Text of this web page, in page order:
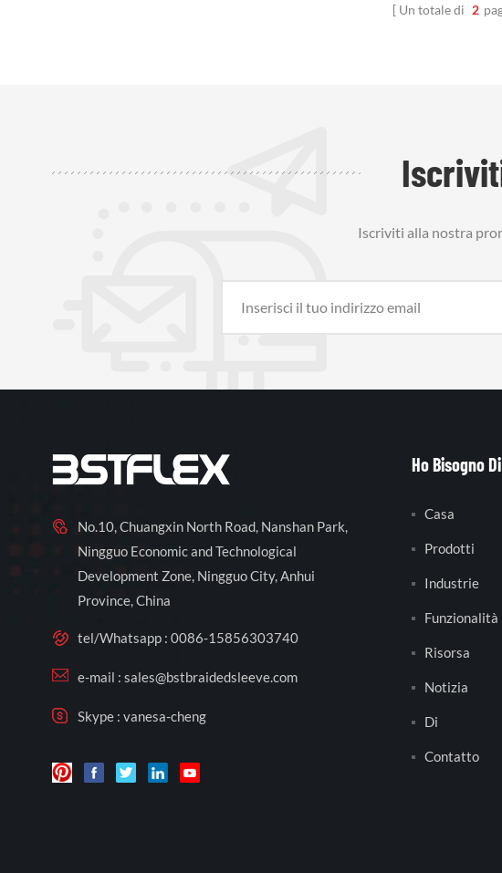
per un'efficienza ottimale
Un totale di 2
Iscriviti alla nostra
No.10, Chuangxin North Road, Nanshan Park,
Ningguo Economic and Technological
Development Zone, Ningguo City, Anhui
Province, China
tel/Whatsapp : 0086-15856303740
e-mail : sales@bstbraidedsleeve.com
Skype : vanesa-cheng
Ho Bisogno
Casa
Prodotti
Industrie
Funzionalità
Risorsa
Notizia
Di
Contatto